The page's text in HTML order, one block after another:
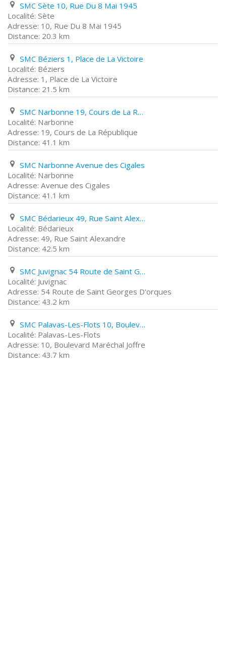
SMC Sète 10, Rue Du 8 Mai 1945
Sète
10, Rue Du 8 Mai 1945
20.3 km
SMC Béziers 1, Place de La Victoire
Béziers
1, Place de La Victoire
21.5 km
SMC Narbonne 19, Cours de La République
Narbonne
19, Cours de La République
41.1 km
SMC Narbonne Avenue des Cigales
Narbonne
Avenue des Cigales
41.1 km
SMC Bédarieux 49, Rue Saint Alexandre
Bédarieux
49, Rue Saint Alexandre
42.5 km
SMC Juvignac 54 Route de Saint Georges D'orques
Juvignac
54 Route de Saint Georges D'orques
43.2 km
SMC Palavas-Les-Flots 10, Boulevard Maréchal Joffre
Palavas-Les-Flots
10, Boulevard Maréchal Joffre
43.7 km